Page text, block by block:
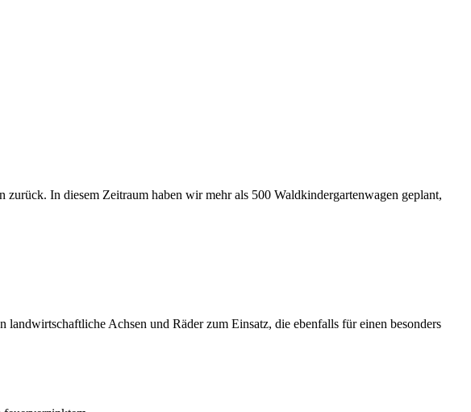
In diesem Zeitraum haben wir mehr als 500 Waldkindergartenwagen geplant,
Achsen und Räder zum Einsatz, die ebenfalls für einen besonders